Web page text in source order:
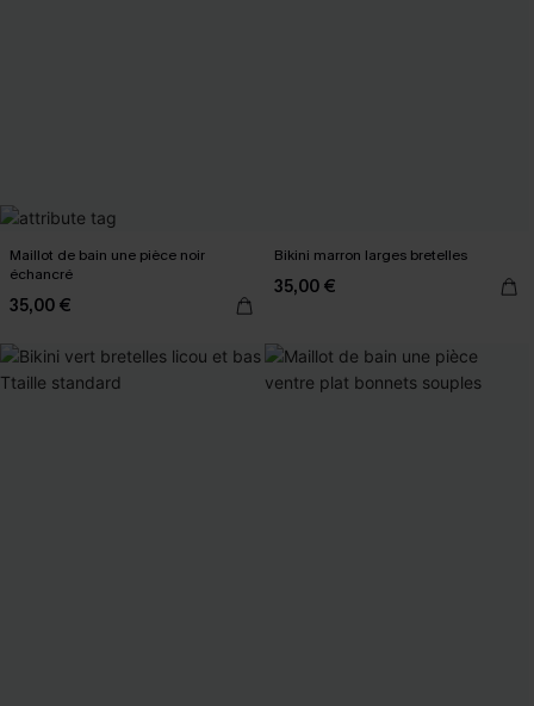
Maillot de bain une pièce noir
échancré
35,00 €
Bikini marron larges bretelles
35,00 €